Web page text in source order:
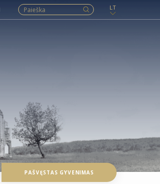
LT
PAŠVĘSTAS GYVENIMAS